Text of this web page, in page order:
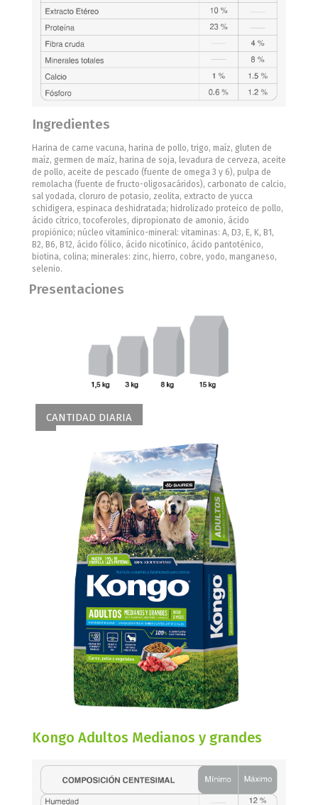
Ingredientes
Harina de carne vacuna, harina de pollo, trigo, maíz, gluten de
maíz, germen de maíz, harina de soja, levadura de cerveza, aceite
de pollo, aceite de pescado (fuente de omega 3 y 6), pulpa de
remolacha (fuente de fructo-oligosacáridos), carbonato de calcio,
sal yodada, cloruro de potasio, zeolita, extracto de yucca
schidigera, espinaca deshidratada; hidrolizado proteico de pollo,
ácido cítrico, tocoferoles, dipropionato de amonio, ácido
propiónico; núcleo vitamínico-mineral: vitaminas: A, D3, E, K, B1,
B2, B6, B12, ácido fólico, ácido nicotínico, ácido pantoténico,
biotina, colina; minerales: zinc, hierro, cobre, yodo, manganeso,
selenio.
Presentaciones
CANTIDAD DIARIA
Kongo Adultos Medianos y grandes